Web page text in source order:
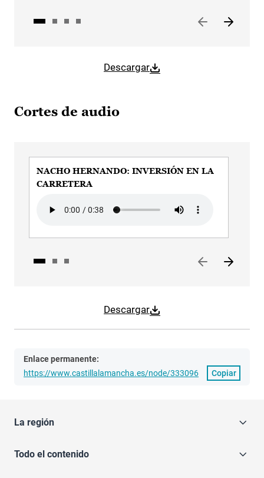
Descargar
Cortes de audio
Descargar
NACHO HERNANDO: INVERSIÓN EN LA
CARRETERA
Enlace permanente:
https://www.castillalamancha.es/node/333096
Copiar
La región
Todo el contenido